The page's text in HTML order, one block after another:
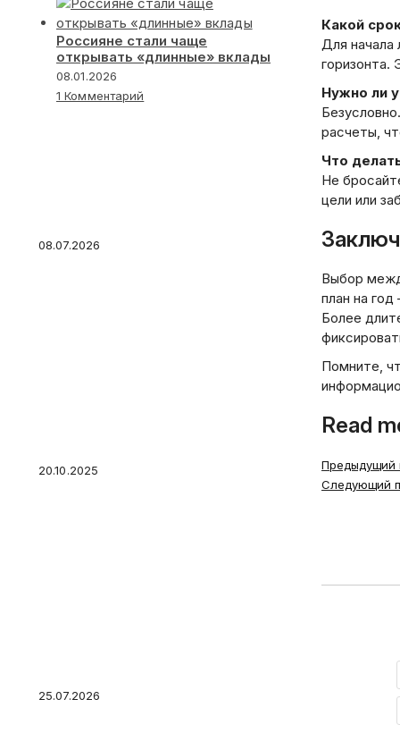
Какой
Для начала
горизонта.
Нужно ли
расчеты,
Что
Не
цели или
Выбор
план на
Более
Помните,
Read
Предыдущий
Следующий
Россияне стали чаще
открывать «длинные» вклады
08.01.2026
1 Комментарий
08.07.2026
20.10.2025
25.07.2026